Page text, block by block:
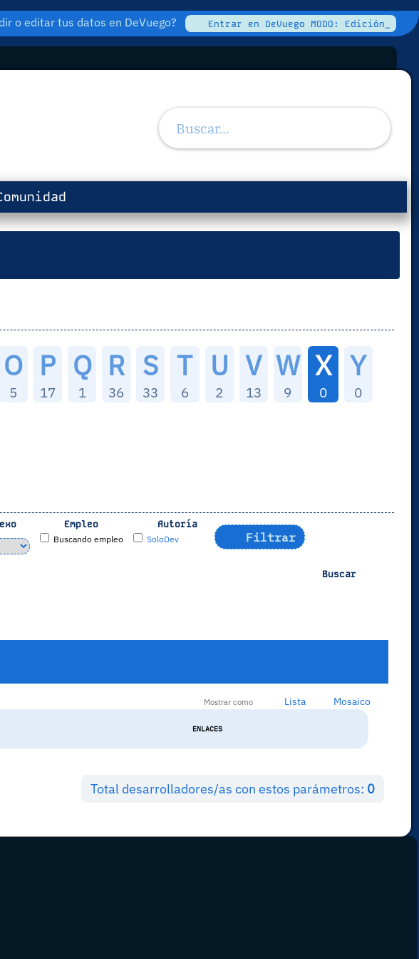
o editar tus datos en DeVuego? Entrar en DeVuego MODO: Edición_
O
5
P
17
Q
1
R
36
S
33
T
6
U
2
V
13
W
9
X
0
Y
0
Empleo
Buscando empleo
Autoría
SoloDev Filtrar
Buscar
Mostrar como Lista Mosaico
ENLACES
Total desarrolladores/as con estos parámetros: 0